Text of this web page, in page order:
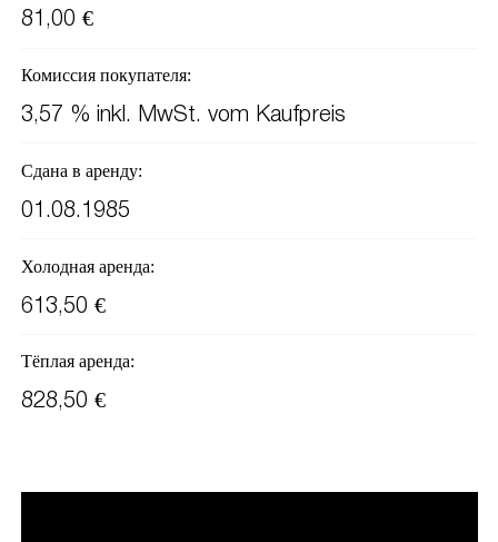
81,00 €
Комиссия покупателя:
3,57 % inkl. MwSt. vom Kaufpreis
Сдана в аренду:
01.08.1985
Холодная аренда:
613,50 €
Тёплая аренда:
828,50 €